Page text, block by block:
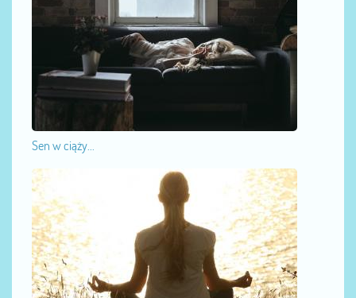
Sen w ciąży...